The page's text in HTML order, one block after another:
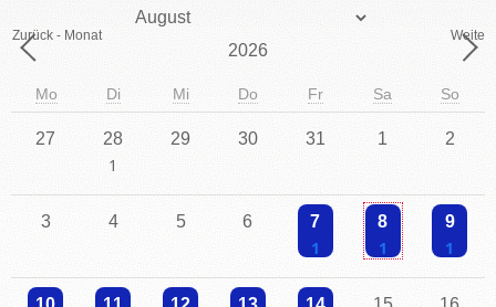
Zurück - Monat
Monat
Weiter
Mo Di Mi Do Fr Sa So
27 28 29 30 31 1 2
3 4 5 6 7
Einzelne Veranstaltung
8 9